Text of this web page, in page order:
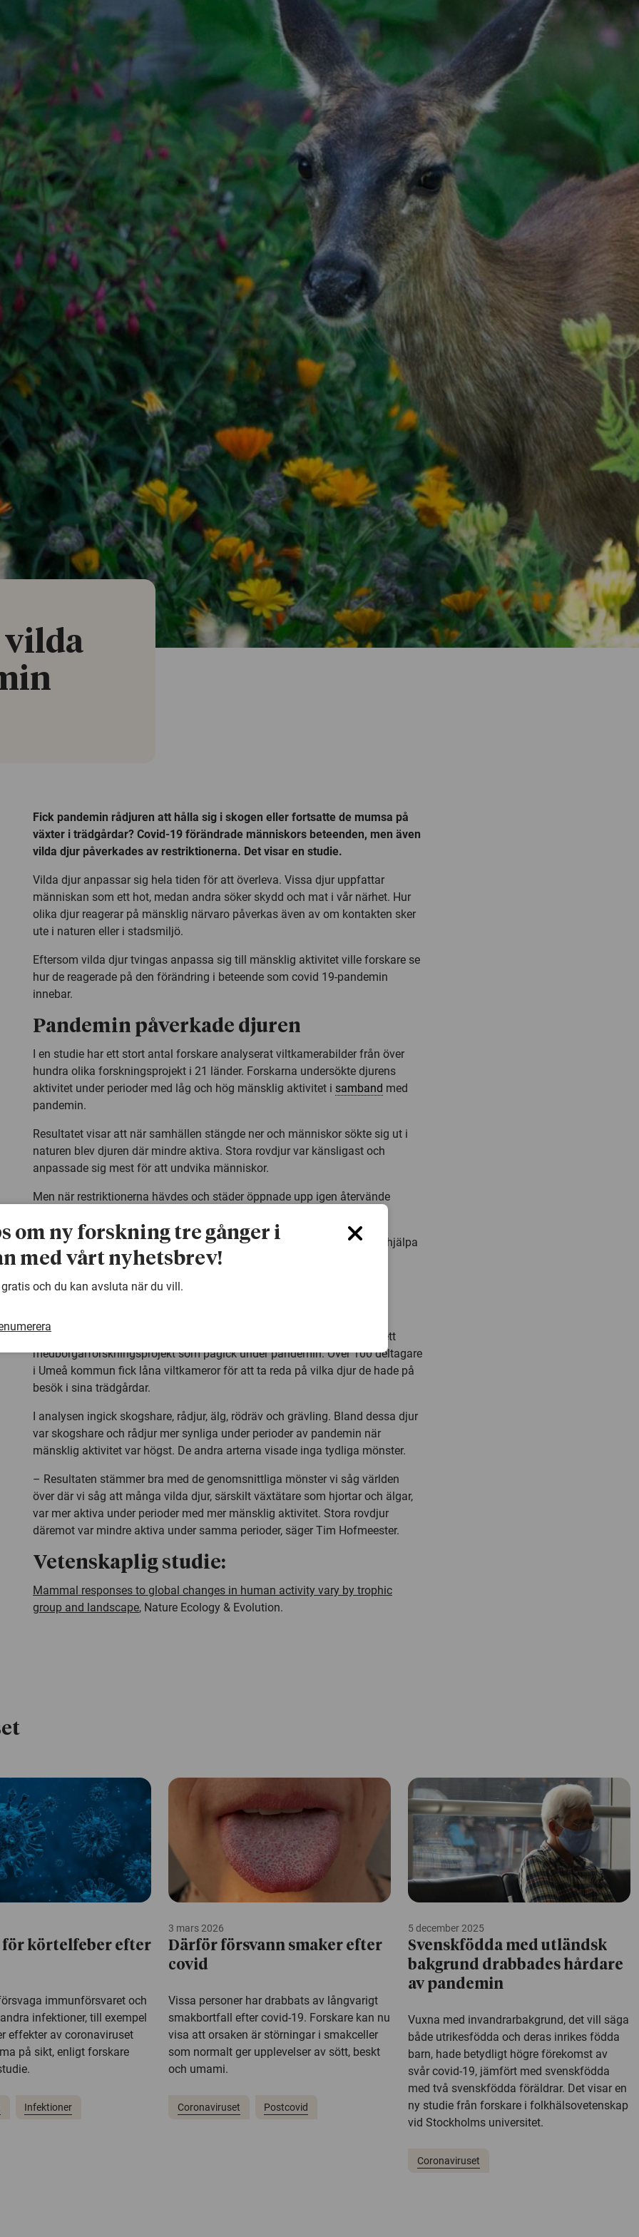
vilda
Fick pandemin rådjuren att hålla sig i skogen eller fortsatte de mumsa på
växter i trädgårdar? Covid-19 förändrade människors beteenden, men även
vilda djur påverkades av restriktionerna. Det visar en studie.
Vilda djur anpassar sig hela tiden för att överleva. Vissa djur uppfattar
människan som ett hot, medan andra söker skydd och mat i vår närhet. Hur
olika djur reagerar på mänsklig närvaro påverkas även av om kontakten sker
ute i naturen eller i stadsmiljö.
Eftersom vilda djur tvingas anpassa sig till mänsklig aktivitet ville forskare se
hur de reagerade på den förändring i beteende som covid 19-pandemin
innebar.
Pandemin påverkade djuren
I en studie har ett stort antal forskare analyserat viltkamerabilder från över
hundra olika forskningsprojekt i 21 länder. Forskarna undersökte djurens
aktivitet under perioder med låg och hög mänsklig aktivitet i samband med
pandemin.
Resultatet visar att när samhällen stängde ner och människor sökte sig ut i
naturen blev djuren där mindre aktiva. Stora rovdjur var känsligast och
anpassade sig mest för att undvika människor.
Men när restriktionerna hävdes och städer öppnade upp igen återvände
– Att lära oss mer om hur olika djur reagerar på mänsklig aktivitet kan hjälpa
oss samexistera, säger Tim Hofmeester som är forskare vid Sveriges
Sveriges lantbruksuniversitet har bidragit till studien genom
från ett
medborgarforskningsprojekt som pågick under pandemin. Över 100 deltagare
i Umeå kommun fick låna viltkameror för att ta reda på vilka djur de hade på
besök i sina trädgårdar.
I analysen ingick skogshare, rådjur, älg, rödräv och grävling. Bland dessa djur
var skogshare och rådjur mer synliga under perioder av pandemin när
mänsklig aktivitet var högst. De andra arterna visade inga tydliga mönster.
– Resultaten stämmer bra med de genomsnittliga mönster vi såg världen
över där vi såg att många vilda djur, särskilt växtätare som hjortar och älgar,
var mer aktiva under perioder med mer mänsklig aktivitet. Stora rovdjur
däremot var mindre aktiva under samma perioder, säger Tim Hofmeester.
Vetenskaplig studie:
Mammal responses to global changes in human activity vary by trophic
group and landscape, Nature Ecology & Evolution.
för körtelfeber efter
immunförsvaret och
infektioner, till exempel
effekter av coronaviruset
på sikt, enligt forskare
Infektioner
3 mars 2026
Därför försvann smaker efter
covid
Vissa personer har drabbats av långvarigt
smakbortfall efter covid-19. Forskare kan nu
visa att orsaken är störningar i smakceller
som normalt ger upplevelser av sött, beskt
och umami.
Coronaviruset Postcovid
5 december 2025
Svenskfödda med utländsk
bakgrund drabbades hårdare
av pandemin
Vuxna med invandrarbakgrund, det vill säga
både utrikesfödda och deras inrikes födda
barn, hade betydligt högre förekomst av
svår covid-19, jämfört med svenskfödda
med två svenskfödda föräldrar. Det visar en
ny studie från forskare i folkhälsovetenskap
vid Stockholms universitet.
Coronaviruset
om ny forskning tre gånger i
med vårt nyhetsbrev!
gratis och du kan avsluta när du vill.